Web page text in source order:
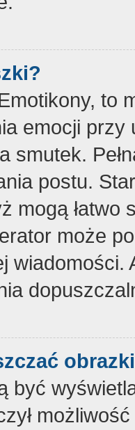
to
emocji
smutek.
postu.
mogą
może
być